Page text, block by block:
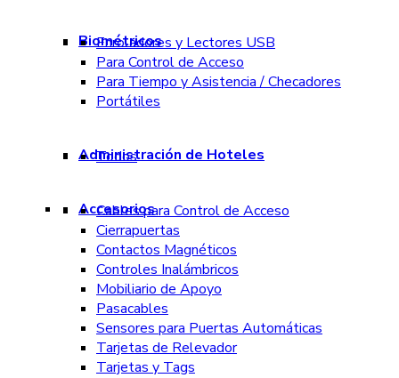
Biométricos
Enroladores y Lectores USB
Para Control de Acceso
Para Tiempo y Asistencia / Checadores
Portátiles
Administración de Hoteles
Todos
Accesorios
Cables para Control de Acceso
Cierrapuertas
Contactos Magnéticos
Controles Inalámbricos
Mobiliario de Apoyo
Pasacables
Sensores para Puertas Automáticas
Tarjetas de Relevador
Tarjetas y Tags